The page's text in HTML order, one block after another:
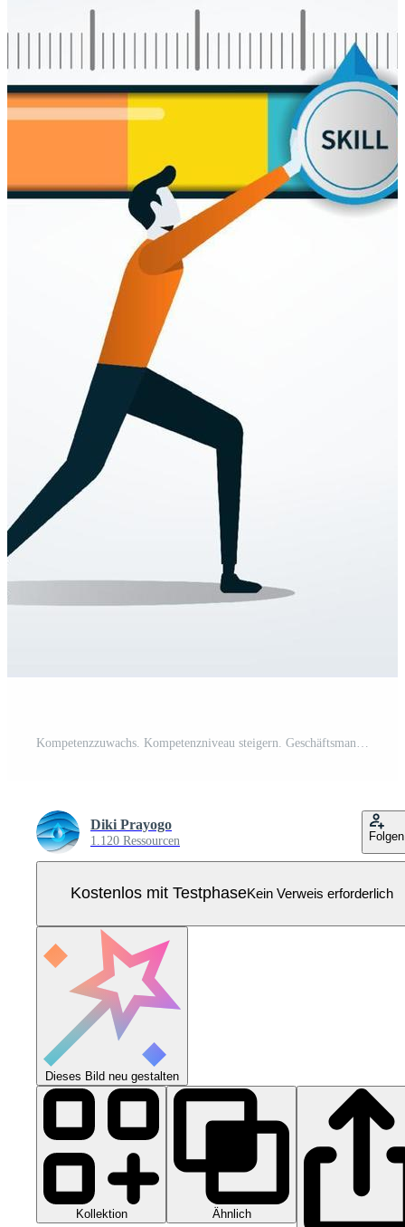
Diki Prayogo
1.120 Ressourcen Folgen
Kostenlos mit TestphaseKein Verweis erforderlich
Dieses Bild neu gestalten
Kollektion Ähnlich